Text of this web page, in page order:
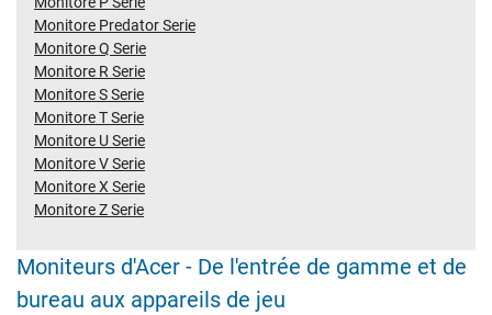
Monitore Predator Serie
Monitore Q Serie
Monitore R Serie
Monitore S Serie
Monitore T Serie
Monitore U Serie
Monitore V Serie
Monitore X Serie
Monitore Z Serie
Moniteurs d'Acer - De l'entrée de gamme et de
bureau aux appareils de jeu